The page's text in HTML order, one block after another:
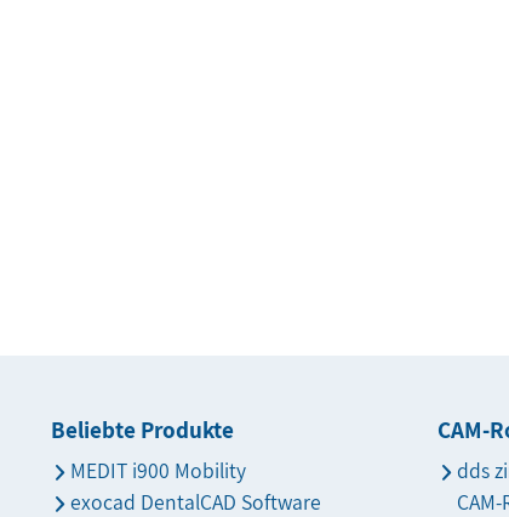
Beliebte Produkte
MEDIT i900 Mobility
exocad DentalCAD Software
CAM-
dds